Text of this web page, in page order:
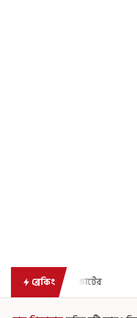
ব্রেকিং
থেঁতলানো মাথা-গোপনাঙ্গে